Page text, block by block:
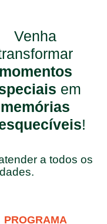
Venha
momentos
em
memórias
!
a todos os
PROGRAMA